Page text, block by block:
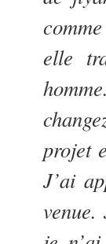
elle
projet
J’ai